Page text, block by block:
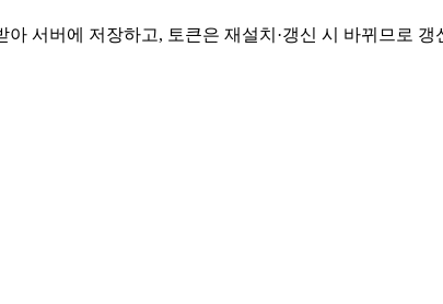
아 서버에 저장하고, 토큰은 재설치·갱신 시 바뀌므로